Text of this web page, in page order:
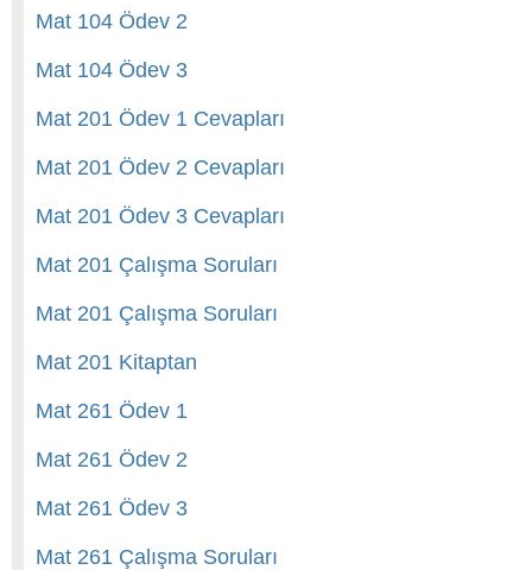
Mat 104 Ödev 2
Mat 104 Ödev 3
Mat 201 Ödev 1 Cevapları
Mat 201 Ödev 2 Cevapları
Mat 201 Ödev 3 Cevapları
Mat 201 Çalışma Soruları
Mat 201 Çalışma Soruları
Mat 201 Kitaptan
Mat 261 Ödev 1
Mat 261 Ödev 2
Mat 261 Ödev 3
Mat 261 Çalışma Soruları